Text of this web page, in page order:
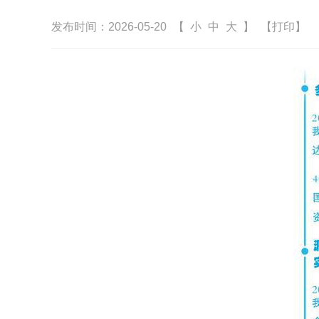
发布时间：2026-05-20 【 小 中 大 】 【打印】